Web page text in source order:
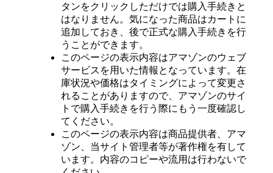
タンをクリックしただけでは購入手続きと
はなりません。気になった商品はカートに
追加しておき、後で正式な購入手続きを行
うことができます。
このページの表示内容はアマゾンのウェブ
サービスを用いた情報となっています。在
庫状況や価格はタイミングによって変更さ
れることがありますので、アマゾンのサイ
トで購入手続きを行う際にもう一度確認し
てください。
このページの表示内容は商品提供者、アマ
ゾン、当サイト管理者等が著作権を有して
います。内容のコピーや流用は行わないで